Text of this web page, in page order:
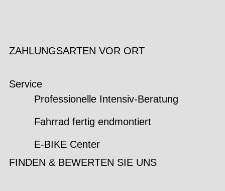
ZAHLUNGSARTEN VOR ORT
Service
Professionelle Intensiv-Beratung
Fahrrad fertig endmontiert
E-BIKE Center
FINDEN & BEWERTEN SIE UNS